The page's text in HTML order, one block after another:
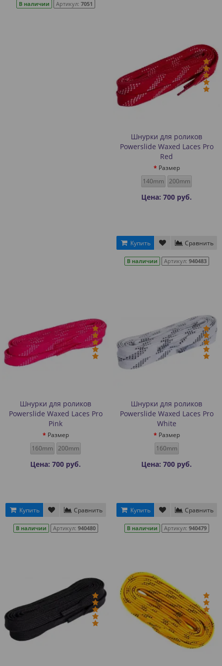
В наличии Артикул: 7051
Шнурки для роликов
Powerslide Waxed Laces Pro
Red
Размер
140mm
200mm
Цена: 700 руб.
Купить Сравнить
В наличии Артикул: 940483
Шнурки для роликов
Powerslide Waxed Laces Pro
Pink
Размер
160mm
200mm
Цена: 700 руб.
Купить Сравнить
В наличии Артикул: 940480
Шнурки для роликов
Powerslide Waxed Laces Pro
White
Размер
160mm
Цена: 700 руб.
Купить Сравнить
В наличии Артикул: 940479